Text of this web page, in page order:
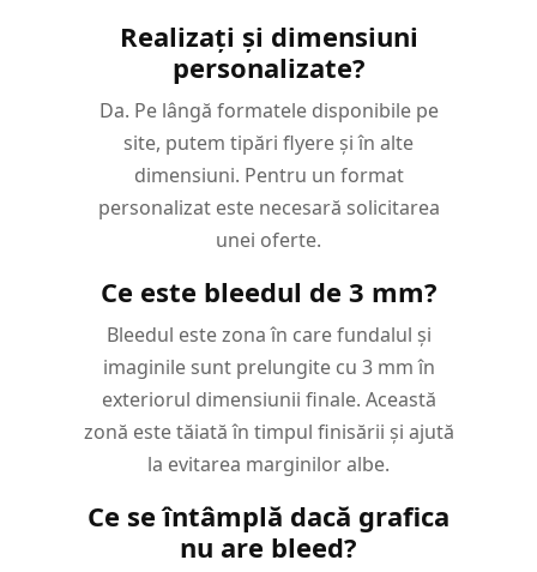
Realizați și dimensiuni
personalizate?
Da. Pe lângă formatele disponibile pe
site, putem tipări flyere și în alte
dimensiuni. Pentru un format
personalizat este necesară solicitarea
unei oferte.
Ce este bleedul de 3 mm?
Bleedul este zona în care fundalul și
imaginile sunt prelungite cu 3 mm în
exteriorul dimensiunii finale. Această
zonă este tăiată în timpul finisării și ajută
la evitarea marginilor albe.
Ce se întâmplă dacă grafica
nu are bleed?